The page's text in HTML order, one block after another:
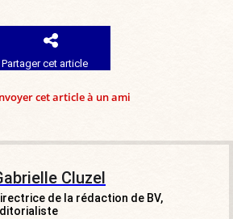
Partager cet article
cet article à un ami
Cluzel
de la rédaction de BV,